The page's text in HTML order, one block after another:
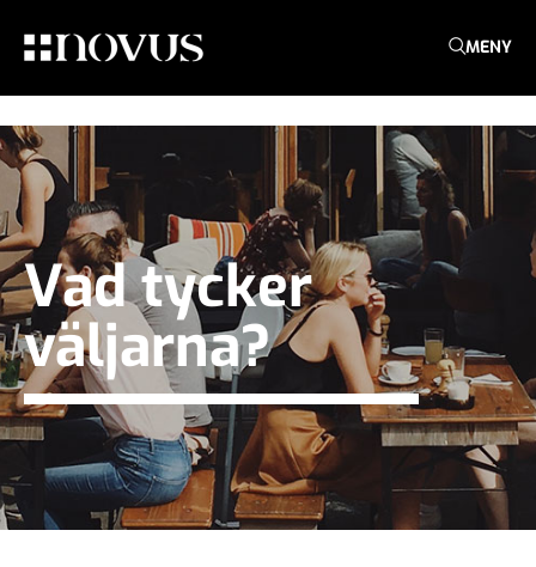
MENY
Vad tycker
väljarna?